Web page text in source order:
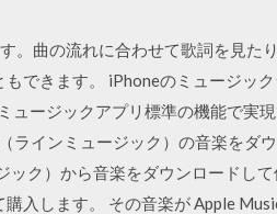
。曲の流れに合わせて歌詞を見た
できます。 iPhoneのミュージッ
ュージックアプリ標準の機能で実
ラインミュージック）の音楽をダ
ック）から音楽をダウンロードし
入します。 その音楽が Apple